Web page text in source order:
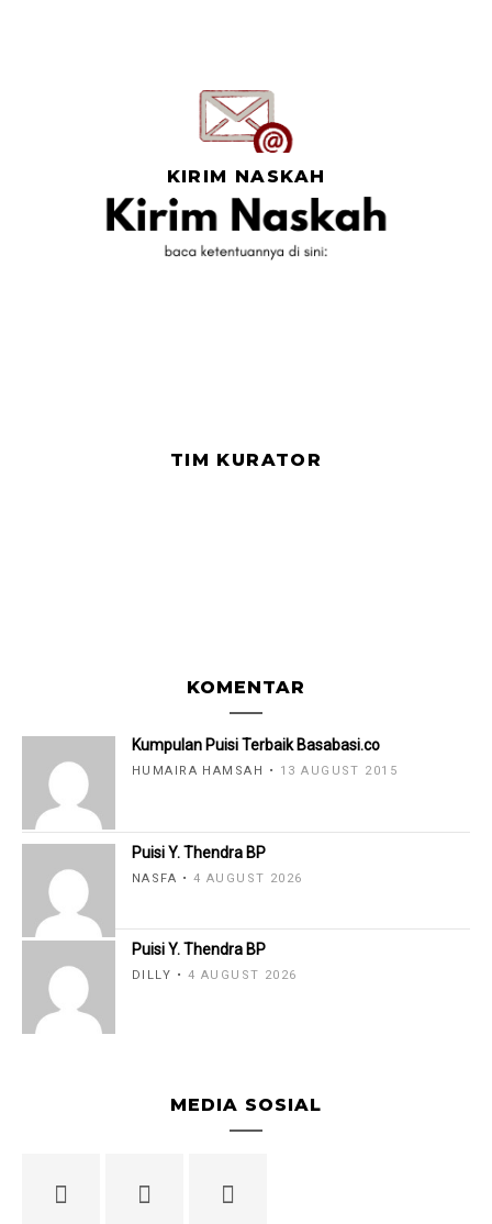
KIRIM NASKAH
TIM KURATOR
KOMENTAR
Kumpulan Puisi Terbaik Basabasi.co
HUMAIRA HAMSAH 13 AUGUST 2015
Puisi Y. Thendra BP
NASFA 4 AUGUST 2026
Puisi Y. Thendra BP
DILLY 4 AUGUST 2026
MEDIA SOSIAL